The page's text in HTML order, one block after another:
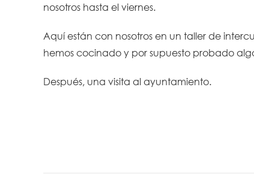
nosotros hasta el viernes.
Aquí están con nosotros en un taller de
hemos cocinado y por supuesto probado
Después, una visita al ayuntamiento.